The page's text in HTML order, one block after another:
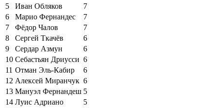
5
Иван Обляков
7
6
Марио Фернандес
7
7
Фёдор Чалов
7
8
Сергей Ткачёв
6
9
Сердар Азмун
6
10 Себастьян Дриусси 6
11 Отман Эль-Кабир
6
12 Алексей Миранчук 6
13 Мануэл Фернандеш 5
14 Луис Адриано
5